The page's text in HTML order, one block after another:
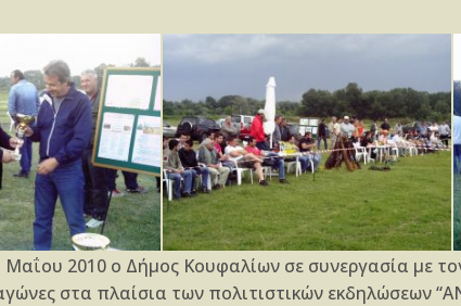
Μαΐου 2010 ο Δήμος Κουφαλίων σε συνεργασία με
στα πλαίσια των πολιτιστικών εκδηλώσεων